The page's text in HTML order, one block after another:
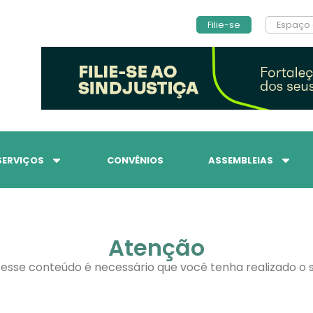
Filie-se
CONVÊNIOS ASSEMBLEIAS
Atenção
conteúdo é necessário que você tenha realizado o